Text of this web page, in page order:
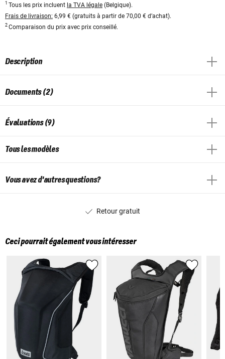
1 Tous les prix incluent la TVA légale (Belgique).
Frais de livraison: 6,99 € (gratuits à partir de 70,00 € d’achat).
2 Comparaison du prix avec prix conseillé.
Description
Documents (2)
Évaluations (9)
Tous les modèles
Vous avez d'autres questions?
Retour gratuit
Ceci pourrait également vous intéresser